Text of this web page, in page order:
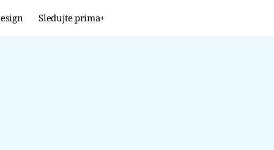
Sledujte prima+